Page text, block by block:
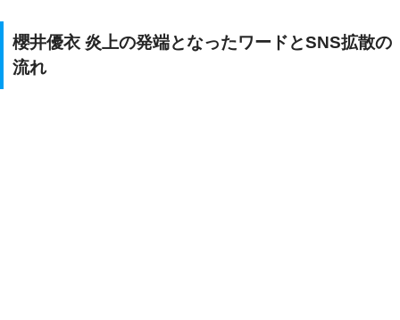
櫻井優衣 炎上の発端となったワードとSNS拡散の
流れ